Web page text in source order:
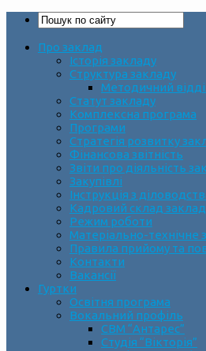
Про заклад
Історія закладу
Структура закладу
Методичний
Статут закладу
Комплексна програма
Програми
Стратегія розвитку
Фінансова звітність
Звіти про діяльність
Закупівлі
Інструкція з
Кадровий склад
Режим роботи
Матеріально-технічне
Правила прийому та
Контакти
Вакансії
Гуртки
Освітня програма
Вокальний профіль
СВМ “Антарес”
Студія “Вікторія”